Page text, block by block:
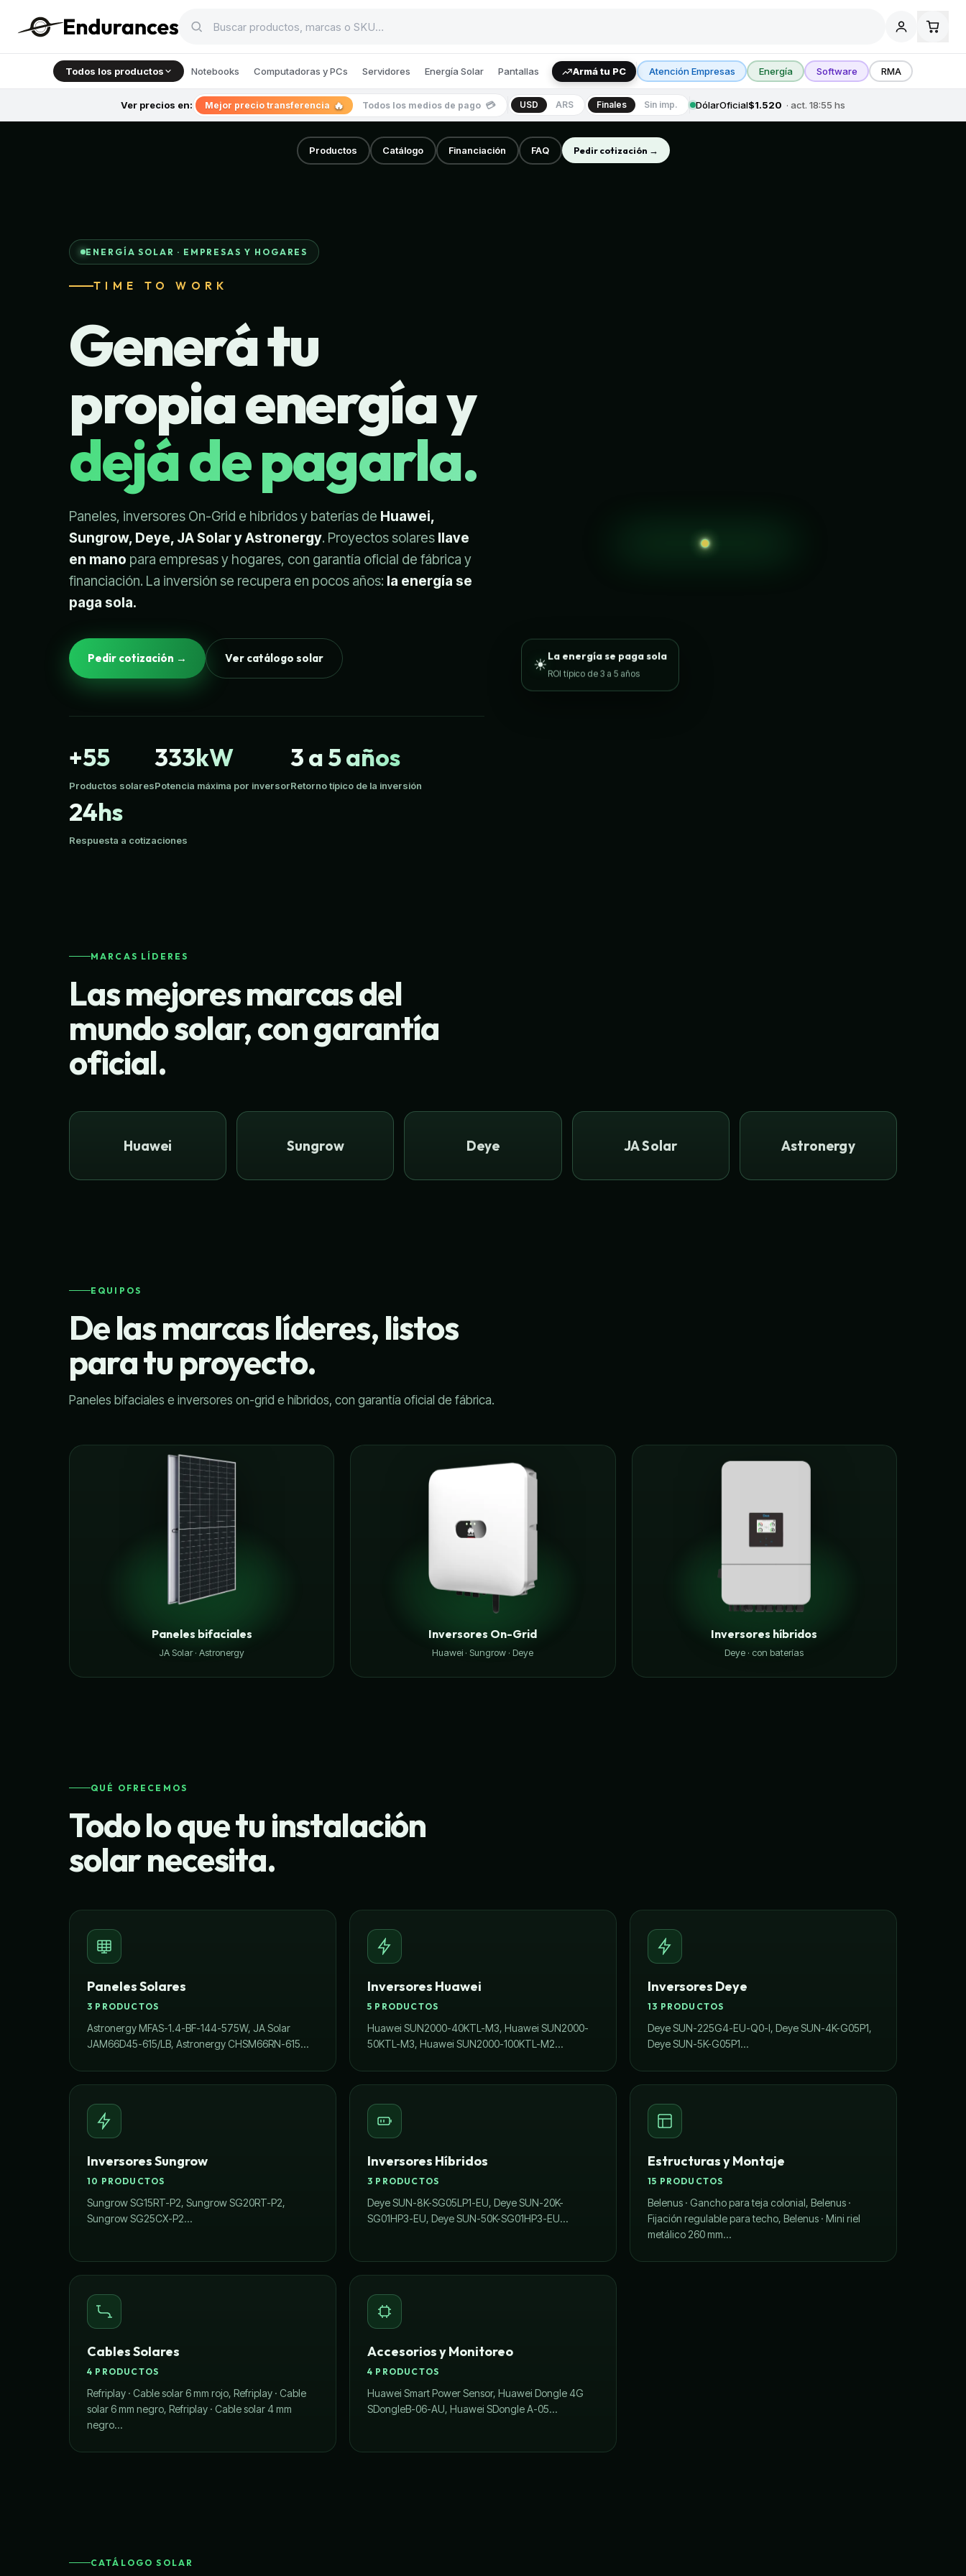
Todos los productos Notebooks Computadoras y PCs Servidores Energía Solar Pantallas Armá tu PC Atención Empresas Energía Software RMA
Ver precios en: Mejor precio transferencia 🔥 Todos los medios de pago 💳 USD ARS Finales Sin imp. DólarOficial$1.520 · act. 18:55 hs